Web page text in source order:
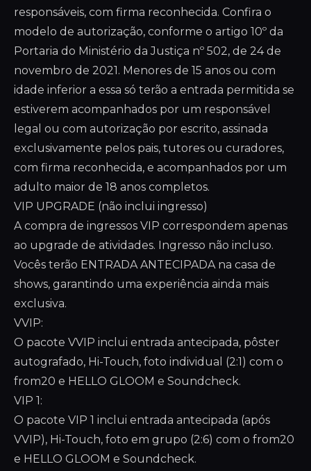
responsáveis, com firma reconhecida. Confira o
modelo de autorização, conforme o artigo 10º da
Portaria do Ministério da Justiça nº 502, de 24 de
novembro de 2021. Menores de 15 anos ou com
idade inferior a essa só terão a entrada permitida se
estiverem acompanhados por um responsável
legal ou com autorização por escrito, assinada
exclusivamente pelos pais, tutores ou curadores,
com firma reconhecida, e acompanhados por um
adulto maior de 18 anos completos.
VIP UPGRADE (não inclui ingresso)
A compra de ingressos VIP correspondem apenas
ao upgrade de atividades. Ingresso não incluso.
Vocês terão ENTRADA ANTECIPADA na casa de
shows, garantindo uma experiência ainda mais
exclusiva.
VVIP:
O pacote VVIP inclui entrada antecipada, pôster
autografado, Hi-Touch, foto individual (2:1) com o
from20 e HELLO GLOOM e Soundcheck.
VIP 1:
O pacote VIP 1 inclui entrada antecipada (após
VVIP), Hi-Touch, foto em grupo (2:6) com o from20
e HELLO GLOOM e Soundcheck.